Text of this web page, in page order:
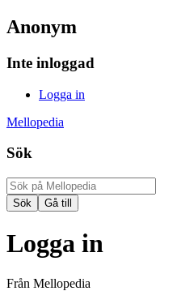
Anonym
Inte inloggad
Logga in
Mellopedia
Sök
Logga in
Från Mellopedia